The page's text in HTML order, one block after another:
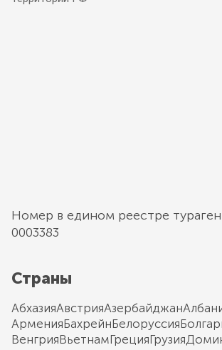
Номер в едином реестре
0003383
Страны
АбхазияАвстрияАзербайджан
АрменияБахрейнБелоруссия
ВенгрияВьетнамГрецияГрузия